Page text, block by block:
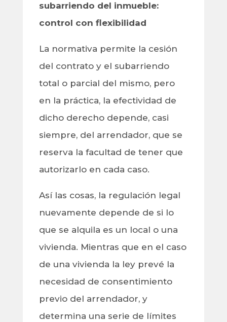
subarriendo del inmueble:
control con flexibilidad
La normativa permite la cesión
del contrato y el subarriendo
total o parcial del mismo, pero
en la práctica, la efectividad de
dicho derecho depende, casi
siempre, del arrendador, que se
reserva la facultad de tener que
autorizarlo en cada caso.
Así las cosas, la regulación legal
nuevamente depende de si lo
que se alquila es un local o una
vivienda. Mientras que en el caso
de una vivienda la ley prevé la
necesidad de consentimiento
previo del arrendador, y
determina una serie de límites